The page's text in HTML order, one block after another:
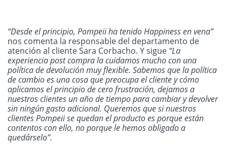
“Desde el principio, Pompeii ha tenido Happiness en vena”
nos comenta la responsable del departamento de
atención al cliente Sara Corbacho. Y sigue “La
experiencia post compra la cuidamos mucho con una
política de devolución muy flexible. Sabemos que la política
de cambio es una cosa que preocupa el cliente y cómo
aplicamos el principio de cero frustración, dejamos a
nuestros clientes un año de tiempo para cambiar y devolver
sin ningún gasto adicional. Queremos que si nuestros
clientes Pompeii se quedan el producto es porque están
contentos con ello, no porque le hemos obligado a
quedárselo”.